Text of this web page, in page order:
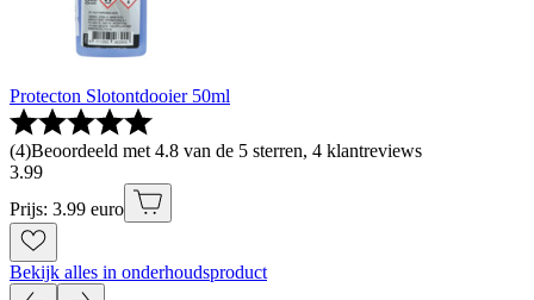
Protecton Slotontdooier 50ml
(4)Beoordeeld met 4.8 van de 5 sterren, 4 klantreviews
3.99
Prijs: 3.99 euro
Bekijk alles in onderhoudsproduct